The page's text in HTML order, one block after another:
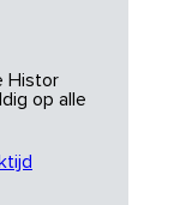
Histor
op alle